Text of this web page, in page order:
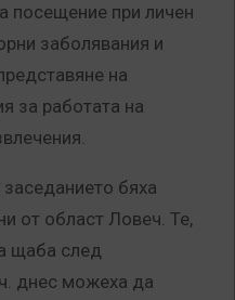
посещение при личен
заболявания и
на
за работата на
бяха
от област Ловеч. Те,
щаба след
днес можеха да